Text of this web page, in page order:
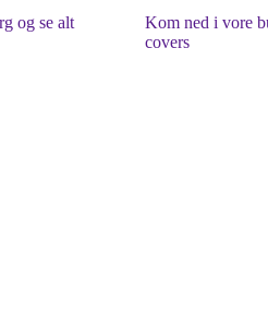
og se alt
Kom ned i vore
covers